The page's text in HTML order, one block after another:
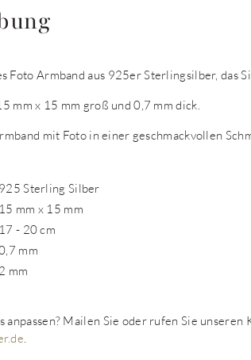
Foto Armband aus 925er Sterlingsilber, das
mm x 15 mm groß und 0,7 mm dick.
mit Foto in einer geschmackvollen
925 Sterling Silber
15 mm x 15 mm
17 - 20 cm
mm
2 mm
anpassen? Mailen Sie oder rufen Sie